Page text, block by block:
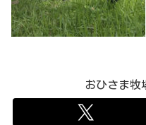
おひさま牧